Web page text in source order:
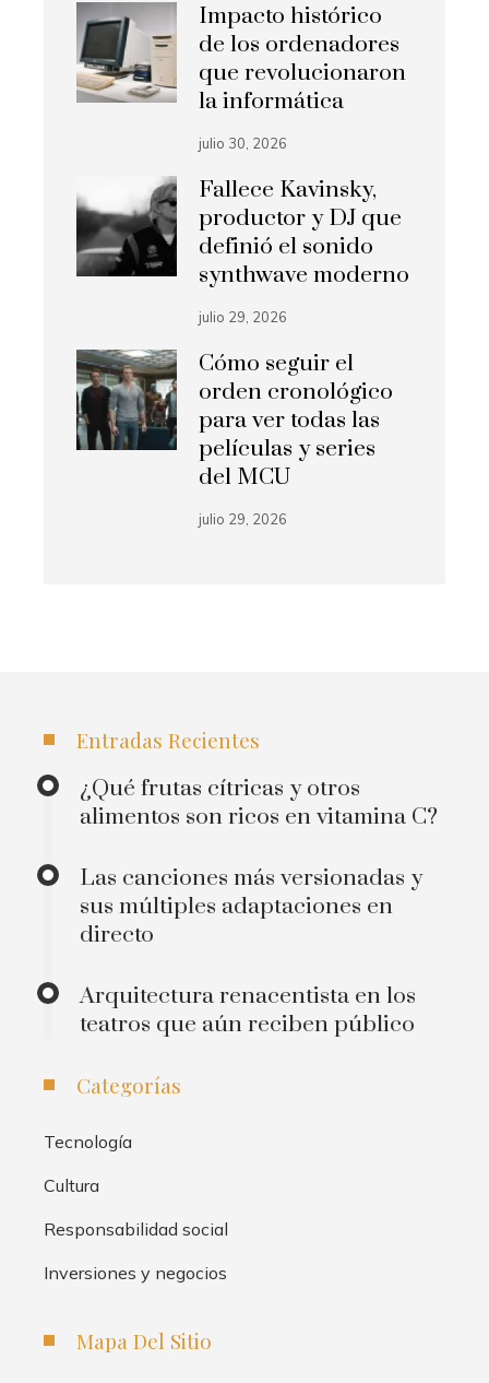
Impacto histórico
de los ordenadores
que revolucionaron
la informática
julio 30, 2026
Fallece Kavinsky,
productor y DJ que
definió el sonido
synthwave moderno
julio 29, 2026
Cómo seguir el
orden cronológico
para ver todas las
películas y series
del MCU
julio 29, 2026
Entradas Recientes
¿Qué frutas cítricas y otros
alimentos son ricos en vitamina C?
Las canciones más versionadas y
sus múltiples adaptaciones en
directo
Arquitectura renacentista en los
teatros que aún reciben público
Categorías
Tecnología
Cultura
Responsabilidad social
Inversiones y negocios
Mapa Del Sitio